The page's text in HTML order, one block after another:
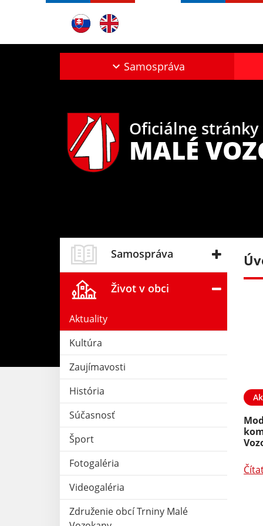
Samospráva
Oficiálne stránky
MALÉ
Samospráva
Život v obci
Aktuality
Kultúra
Zaujímavosti
História
Súčasnosť
Šport
Fotogaléria
Videogaléria
Združenie obcí Trniny Malé
30. JÚN 2026
MALÉ Deň detí a otcov